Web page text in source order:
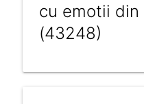
cu emotii din
(43248)